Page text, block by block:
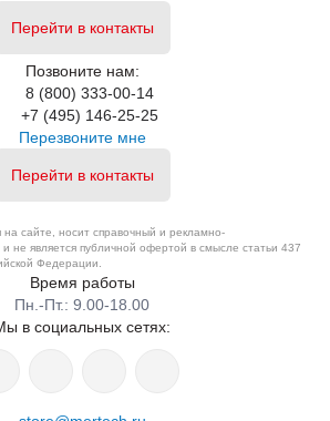
Перейти в контакты
Позвоните нам:
8 (800) 333-00-14
+7 (495) 146-25-25
Перезвоните мне
Перейти в контакты
сайте, носит справочный и рекламно-
не является публичной офертой в смысле статьи 437
Федерации.
Время работы
Пн.-Пт.: 9.00-18.00
в социальных сетях: